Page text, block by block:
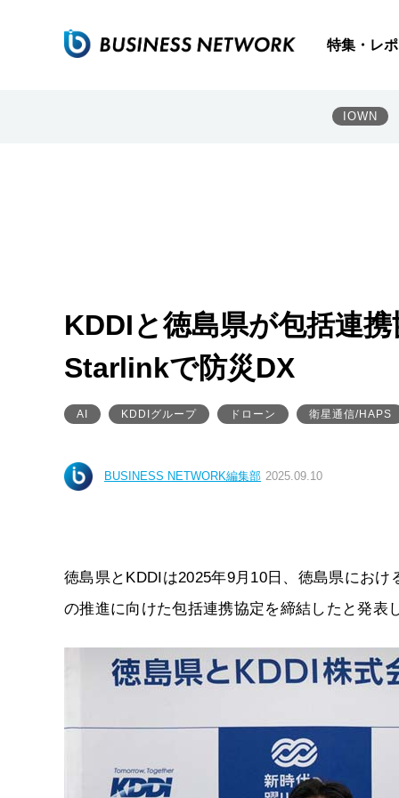
特集・レ
IOWN
KDDIと徳島県が包括連
Starlinkで防災DX
AI KDDIグループ ドローン 衛星通信/HAPS
BUSINESS NETWORK編集部 2025.09.10
徳島県とKDDIは2025年9月10日、徳島県にお
の推進に向けた包括連携協定を締結したと発表